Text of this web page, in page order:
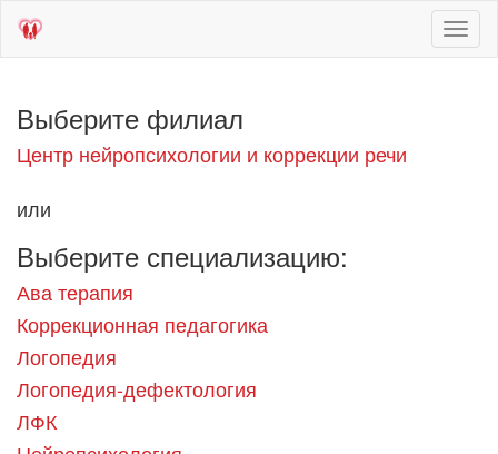
Выберите филиал
Центр нейропсихологии и коррекции речи
или
Выберите специализацию:
Ава терапия
Коррекционная педагогика
Логопедия
Логопедия-дефектология
ЛФК